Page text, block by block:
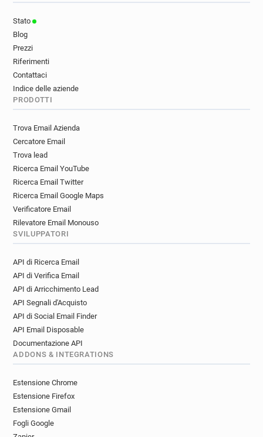
Stato
Blog
Prezzi
Riferimenti
Contattaci
Indice delle aziende
PRODOTTI
Trova Email Azienda
Cercatore Email
Trova lead
Ricerca Email YouTube
Ricerca Email Twitter
Ricerca Email Google Maps
Verificatore Email
Rilevatore Email Monouso
SVILUPPATORI
API di Ricerca Email
API di Verifica Email
API di Arricchimento Lead
API Segnali d'Acquisto
API di Social Email Finder
API Email Disposable
Documentazione API
ADDONS & INTEGRATIONS
Estensione Chrome
Estensione Firefox
Estensione Gmail
Fogli Google